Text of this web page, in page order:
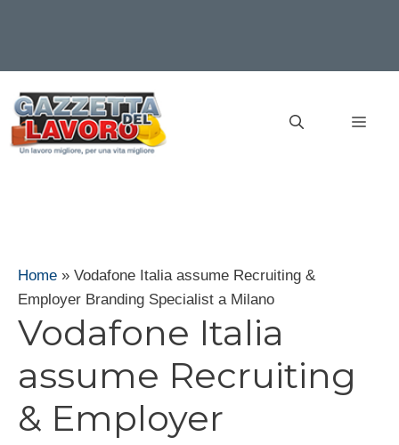
contenuto
Home » Vodafone Italia assume Recruiting &
Employer Branding Specialist a Milano
Vodafone Italia
assume Recruiting
& Employer